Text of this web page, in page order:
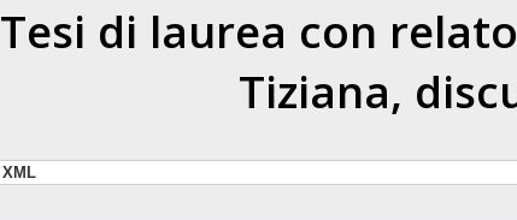
Tesi di laurea con
Tiziana,